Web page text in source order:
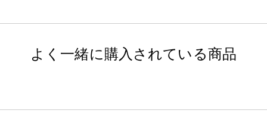
よく一緒に購入されている商品